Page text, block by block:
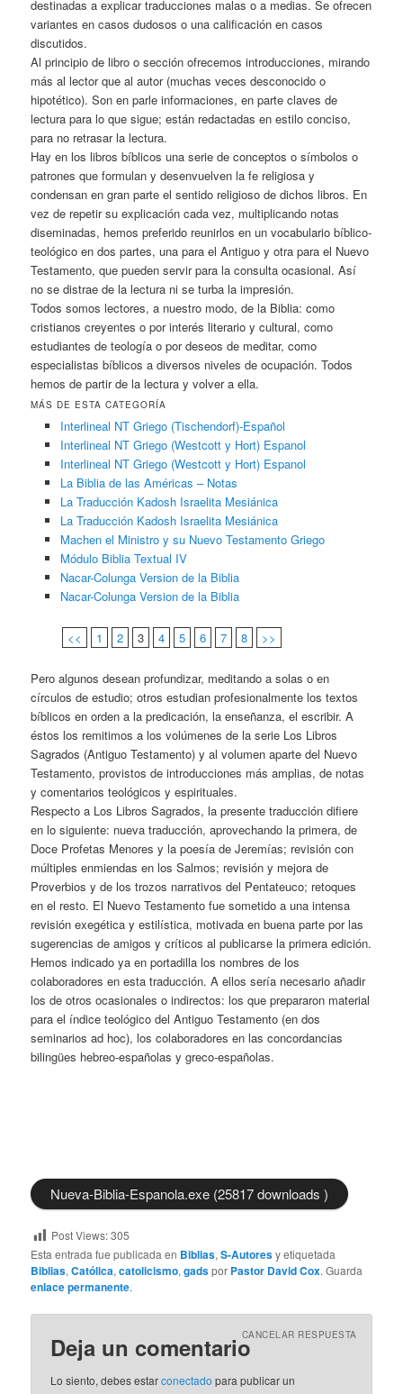
destinadas a explicar traducciones malas o a medias. Se ofrecen
variantes en casos dudosos o una calificación en casos
discutidos.
Al principio de libro o sección ofrecemos introducciones, mirando
más al lector que al autor (muchas veces desconocido o
hipotético). Son en parle informaciones, en parte claves de
lectura para lo que sigue; están redactadas en estilo conciso,
para no retrasar la lectura.
Hay en los libros bíblicos una serie de conceptos o símbolos o
patrones que formulan y desenvuelven la fe religiosa y
condensan en gran parte el sentido religioso de dichos libros. En
vez de repetir su explicación cada vez, multiplicando notas
diseminadas, hemos preferido reunirlos en un vocabulario bíblico-
teológico en dos partes, una para el Antiguo y otra para el Nuevo
Testamento, que pueden servir para la consulta ocasional. Así
no se distrae de la lectura ni se turba la impresión.
Todos somos lectores, a nuestro modo, de la Biblia: como
cristianos creyentes o por interés literario y cultural, como
estudiantes de teología o por deseos de meditar, como
especialistas bíblicos a diversos niveles de ocupación. Todos
hemos de partir de la lectura y volver a ella.
MÁS DE ESTA CATEGORÍA
Interlineal NT Griego (Tischendorf)-Español
Interlineal NT Griego (Westcott y Hort) Espanol
Interlineal NT Griego (Westcott y Hort) Espanol
La Biblia de las Américas – Notas
La Traducción Kadosh Israelita Mesiánica
La Traducción Kadosh Israelita Mesiánica
Machen el Ministro y su Nuevo Testamento Griego
Módulo Biblia Textual IV
Nacar-Colunga Version de la Biblia
Nacar-Colunga Version de la Biblia
<< 1 2 3 4 5 6 7 8 >>
Pero algunos desean profundizar, meditando a solas o en
círculos de estudio; otros estudian profesionalmente los textos
bíblicos en orden a la predicación, la enseñanza, el escribir. A
éstos los remitimos a los volúmenes de la serie Los Libros
Sagrados (Antiguo Testamento) y al volumen aparte del Nuevo
Testamento, provistos de introducciones más amplias, de notas
y comentarios teológicos y espirituales.
Respecto a Los Libros Sagrados, la presente traducción difiere
en lo siguiente: nueva traducción, aprovechando la primera, de
Doce Profetas Menores y la poesía de Jeremías; revisión con
múltiples enmiendas en los Salmos; revisión y mejora de
Proverbios y de los trozos narrativos del Pentateuco; retoques
en el resto. El Nuevo Testamento fue sometido a una intensa
revisión exegética y estilística, motivada en buena parte por las
sugerencias de amigos y críticos al publicarse la primera edición.
Hemos indicado ya en portadilla los nombres de los
colaboradores en esta traducción. A ellos sería necesario añadir
los de otros ocasionales o indirectos: los que prepararon material
para el índice teológico del Antiguo Testamento (en dos
seminarios ad hoc), los colaboradores en las concordancias
bilingües hebreo-españolas y greco-españolas.
Nueva-Biblia-Espanola.exe (25817 downloads )
Post Views:305
Esta entrada fue publicada en Biblias,S-Autoresy etiquetada
Biblias,Católica,catolicismo,gadspor Pastor David Cox. Guarda
enlace permanente.
Deja un comentarioCANCELAR RESPUESTA
Lo siento, debes estarconectado para publicar un